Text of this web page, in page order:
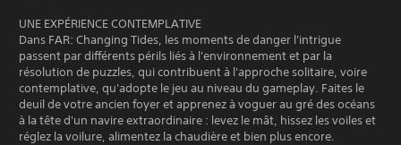
UNE EXPÉRIENCE CONTEMPLATIVE
Dans FAR: Changing Tides, les moments de danger l'intrigue
passent par différents périls liés à l'environnement et par la
résolution de puzzles, qui contribuent à l'approche solitaire, voire
contemplative, qu'adopte le jeu au niveau du gameplay. Faites le
deuil de votre ancien foyer et apprenez à voguer au gré des océans
à la tête d'un navire extraordinaire : levez le mât, hissez les voiles et
réglez la voilure, alimentez la chaudière et bien plus encore.